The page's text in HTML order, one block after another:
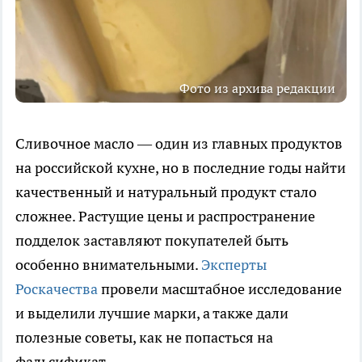
Фото из архива редакции
Сливочное масло — один из главных продуктов
на российской кухне, но в последние годы найти
качественный и натуральный продукт стало
сложнее. Растущие цены и распространение
подделок заставляют покупателей быть
особенно внимательными. Эксперты
Роскачествапровели масштабное исследование
и выделили лучшие марки, а также дали
полезные советы, как не попасться на